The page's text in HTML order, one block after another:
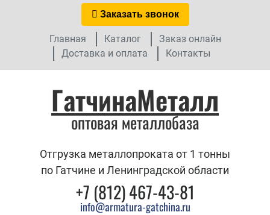
Заказать звонок
Главная Каталог
Заказ онлайн
Доставка и оплата
Контакты
ГатчинаМеталл
оптовая металлобаза
Отгрузка металлопроката от 1 тонны
по Гатчине и Ленинградской области
+7 (812) 467-43-81
info@armatura-gatchina.ru